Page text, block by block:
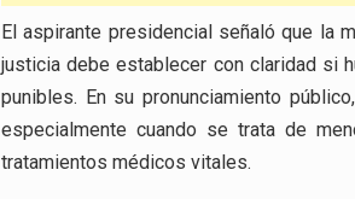
El aspirante presidencial señaló que la
justicia debe establecer con claridad si
punibles. En su pronunciamiento
especialmente cuando se trata de
tratamientos médicos vitales.